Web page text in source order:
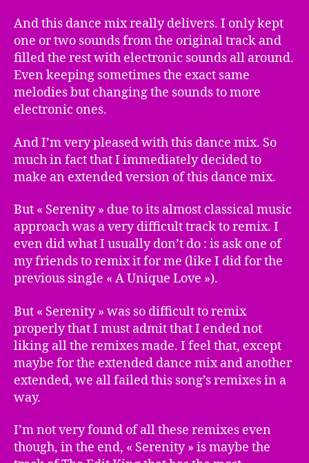
And this dance mix really delivers. I only kept
one or two sounds from the original track and
filled the rest with electronic sounds all around.
Even keeping sometimes the exact same
melodies but changing the sounds to more
electronic ones.
And I’m very pleased with this dance mix. So
much in fact that I immediately decided to
make an extended version of this dance mix.
But « Serenity » due to its almost classical music
approach was a very difficult track to remix. I
even did what I usually don’t do : is ask one of
my friends to remix it for me (like I did for the
previous single « A Unique Love »).
But « Serenity » was so difficult to remix
properly that I must admit that I ended not
liking all the remixes made. I feel that, except
maybe for the extended dance mix and another
extended, we all failed this song’s remixes in a
way.
I’m not very found of all these remixes even
though, in the end, « Serenity » is maybe the